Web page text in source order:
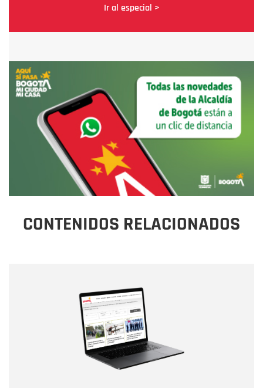
Ir al especial >
CONTENIDOS RELACIONADOS
Correo electrónico
Tipo de comentario